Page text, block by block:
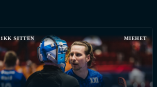
1KK SITTEN MIEHET